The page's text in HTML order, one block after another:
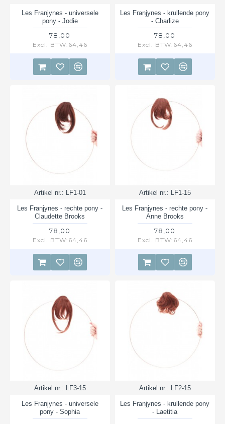
Les Franjynes - universele
pony - Jodie
78,00
Excl. BTW:64,46
Les Franjynes - krullende pony
- Charlize
78,00
Excl. BTW:64,46
Artikel nr.: LF1-01
Les Franjynes - rechte pony -
Claudette Brooks
78,00
Excl. BTW:64,46
Artikel nr.: LF1-15
Les Franjynes - rechte pony -
Anne Brooks
78,00
Excl. BTW:64,46
Artikel nr.: LF3-15
Les Franjynes - universele
pony - Sophia
Artikel nr.: LF2-15
Les Franjynes - krullende pony
- Laetitia